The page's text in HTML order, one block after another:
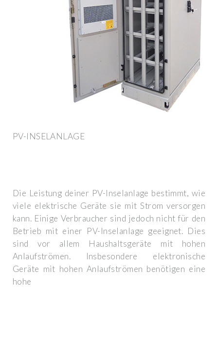
PV-INSELANLAGE
Die Leistung deiner PV-Inselanlage bestimmt, wie
viele elektrische Geräte sie mit Strom versorgen
kann. Einige Verbraucher sind jedoch nicht für den
Betrieb mit einer PV-Inselanlage geeignet. Dies
sind vor allem Haushaltsgeräte mit hohen
Anlaufströmen. Insbesondere elektronische
Geräte mit hohen Anlaufströmen benötigen eine
hohe